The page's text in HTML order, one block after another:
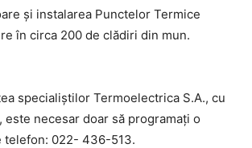
și instalarea Punctelor Termice
în circa 200 de clădiri din mun.
specialiștilor Termoelectrica S.A., cu
necesar doar să programați o
telefon: 022- 436-513.